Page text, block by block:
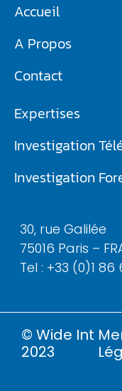
Accueil
A Propos
Contact
Expertises
Investigation
Investigation
30, rue Galilée
75016 Paris –
Tel : +33 (0)1 86
© Wide Int
2023